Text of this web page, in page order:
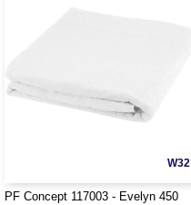
W32
PF Concept 117003 - Evelyn 450